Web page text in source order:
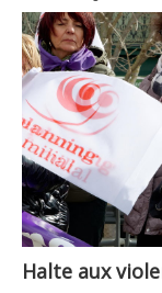
Halte aux